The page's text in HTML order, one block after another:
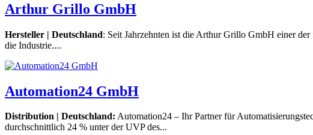
Arthur Grillo GmbH
Hersteller | Deutschland: Seit Jahrzehnten ist die Arthur Grillo GmbH einer
die Industrie....
Automation24 GmbH
Distribution | Deutschland: Automation24 – Ihr Partner für
durchschnittlich 24 % unter der UVP des...